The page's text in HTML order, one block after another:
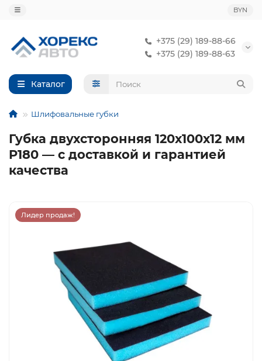
BYN
+375 (29) 189-88-66
+375 (29) 189-88-63
Каталог
Шлифовальные губки
Губка двухсторонняя 120х100х12 мм
P180 — с доставкой и гарантией
качества
Лидер продаж!